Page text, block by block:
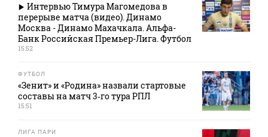
Интервью Тимура Магомедова в
перерыве матча (видео). Динамо
Москва - Динамо Махачкала. Альфа-
Банк Российская Премьер-Лига. Футбол
15:52
ФУТБОЛ
«Зенит» и «Родина» назвали стартовые
составы на матч 3‑го тура РПЛ
15:51
ЛИГА ПАРИ